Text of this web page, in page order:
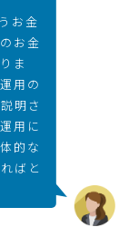
お金
お金
ま
用の
明さ
用に
的な
ばと